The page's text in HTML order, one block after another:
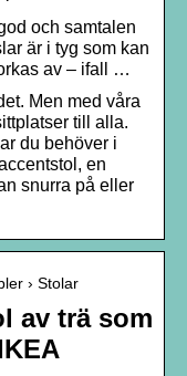
och samtalen
är i tyg som kan
av – ifall …
Men med våra
till alla.
du behöver i
en
snurra på eller
› Stolar
av trä som